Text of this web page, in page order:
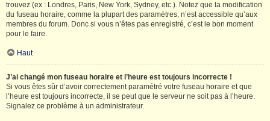
trouvez (ex : Londres, Paris, New York, Sydney, etc.). Notez que la modification
du fuseau horaire, comme la plupart des paramètres, n’est accessible qu’aux
membres du forum. Donc si vous n’êtes pas enregistré, c’est le bon moment
pour le faire.
Haut
J’ai changé mon fuseau horaire et l’heure est toujours incorrecte !
Si vous êtes sûr d’avoir correctement paramétré votre fuseau horaire et que
l’heure est toujours incorrecte, il se peut que le serveur ne soit pas à l’heure.
Signalez ce problème à un administrateur.